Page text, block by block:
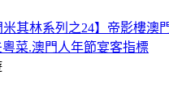
米其林系列之24】帝影樓澳
菜.澳門人年節宴客指標